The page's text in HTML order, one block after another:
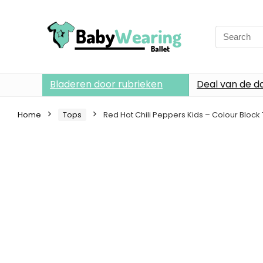
Search
for:
Bladeren door rubrieken Deal van de
Home Tops Red Hot Chili Peppers Kids – Colour